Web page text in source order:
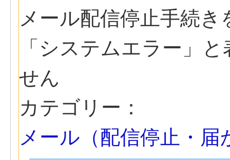
メール配信停止手続
「システムエラー」
せん
カテゴリー：
メール（配信停止・届